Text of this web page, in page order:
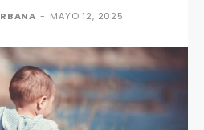
- MAYO 12, 2025